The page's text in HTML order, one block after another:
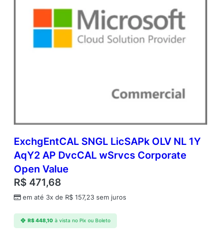
ExchgEntCAL SNGL LicSAPk OLV NL 1Y
AqY2 AP DvcCAL wSrvcs Corporate
Open Value
R$ 471,68
em até 3x de R$ 157,23 sem juros
R$448,10 à vista no Pix ou Boleto